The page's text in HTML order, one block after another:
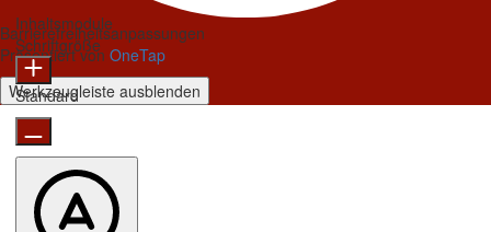
Barrierefreiheitsanpassungen
Präsentiert von OneTap
Werkzeugleiste ausblenden
Inhaltsmodule
Schriftgröße
Standard